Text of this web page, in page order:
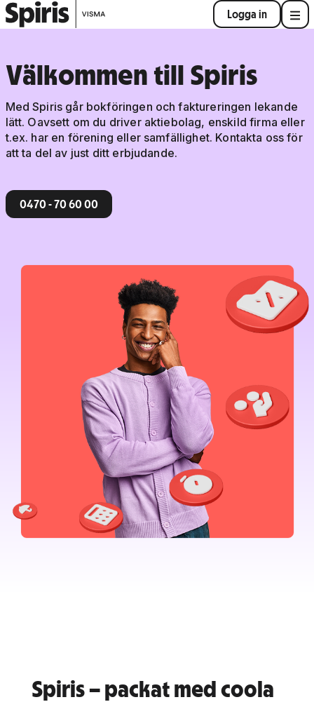
Logga in
Välkommen till Spiris
Med Spiris går bokföringen och faktureringen lekande
lätt. Oavsett om du driver aktiebolag, enskild firma eller
t.ex. har en förening eller samfällighet. Kontakta oss för
att ta del av just ditt erbjudande.
0470 - 70 60 00
Spiris – packat med coola